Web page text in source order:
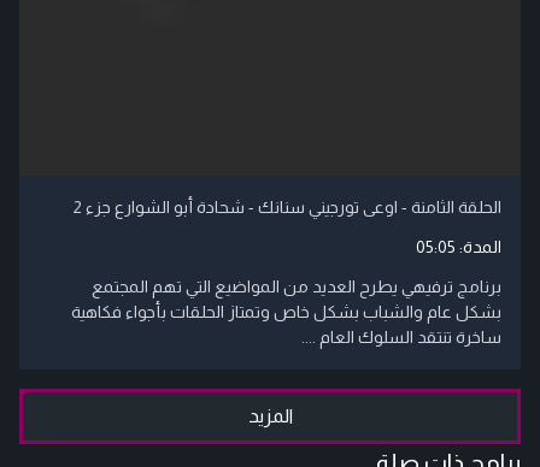
الحلقة الثامنة - اوعى تورجيني سنانك - شحادة أبو الشوارع جزء 2
المدة: 05:05
برنامج ترفيهي يطرح العديد من المواضيع التي تهم المجتمع
بشكل عام والشباب بشكل خاص وتمتاز الحلقات بأجواء فكاهية
ساخرة تنتقد السلوك العام ....
المزيد